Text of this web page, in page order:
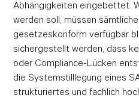
Abhängigkeiten eingebettet.
werden soll, müssen
gesetzeskonform verfügbar
sichergestellt werden, dass
oder Compliance-Lücken
die Systemstilllegung eines
strukturiertes und fachlich